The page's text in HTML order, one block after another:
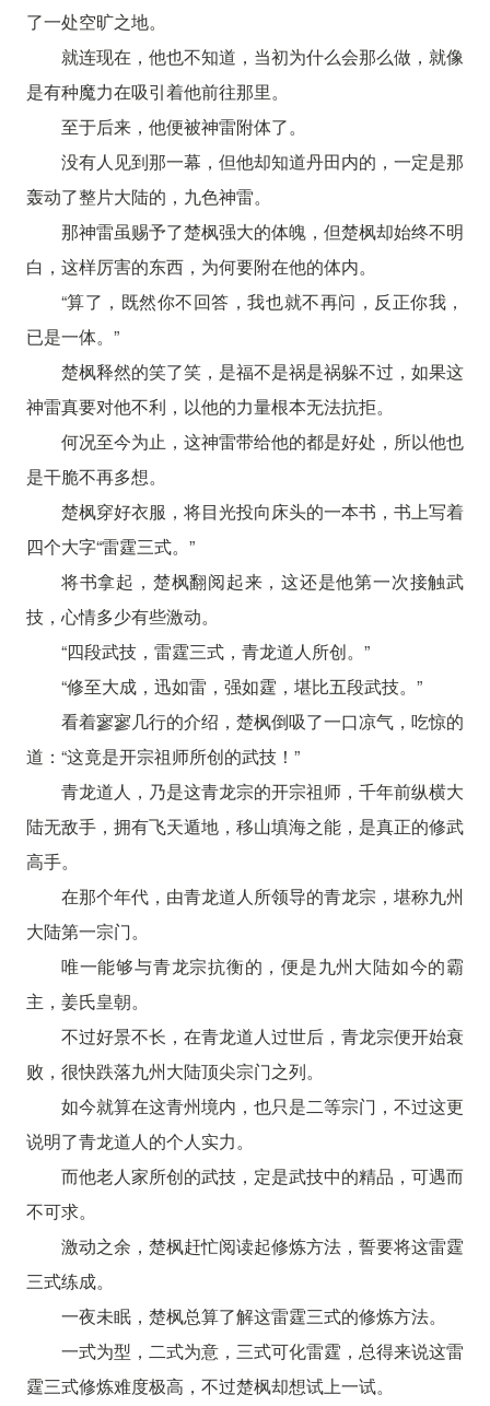
了一处空旷之地。
就连现在，他也不知道，当初为什么会那么做，就像
是有种魔力在吸引着他前往那里。
至于后来，他便被神雷附体了。
没有人见到那一幕，但他却知道丹田内的，一定是那
轰动了整片大陆的，九色神雷。
那神雷虽赐予了楚枫强大的体魄，但楚枫却始终不明
白，这样厉害的东西，为何要附在他的体内。
“算了，既然你不回答，我也就不再问，反正你我，
已是一体。”
楚枫释然的笑了笑，是福不是祸是祸躲不过，如果这
神雷真要对他不利，以他的力量根本无法抗拒。
何况至今为止，这神雷带给他的都是好处，所以他也
是干脆不再多想。
楚枫穿好衣服，将目光投向床头的一本书，书上写着
四个大字“雷霆三式。”
将书拿起，楚枫翻阅起来，这还是他第一次接触武
技，心情多少有些激动。
“四段武技，雷霆三式，青龙道人所创。”
“修至大成，迅如雷，强如霆，堪比五段武技。”
看着寥寥几行的介绍，楚枫倒吸了一口凉气，吃惊的
道：“这竟是开宗祖师所创的武技！”
青龙道人，乃是这青龙宗的开宗祖师，千年前纵横大
陆无敌手，拥有飞天遁地，移山填海之能，是真正的修武
高手。
在那个年代，由青龙道人所领导的青龙宗，堪称九州
大陆第一宗门。
唯一能够与青龙宗抗衡的，便是九州大陆如今的霸
主，姜氏皇朝。
不过好景不长，在青龙道人过世后，青龙宗便开始衰
败，很快跌落九州大陆顶尖宗门之列。
如今就算在这青州境内，也只是二等宗门，不过这更
说明了青龙道人的个人实力。
而他老人家所创的武技，定是武技中的精品，可遇而
不可求。
激动之余，楚枫赶忙阅读起修炼方法，誓要将这雷霆
三式练成。
一夜未眠，楚枫总算了解这雷霆三式的修炼方法。
一式为型，二式为意，三式可化雷霆，总得来说这雷
霆三式修炼难度极高，不过楚枫却想试上一试。